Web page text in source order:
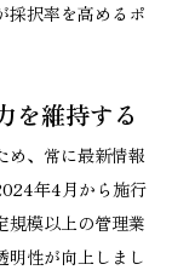
採択率を高めるポ
を維持する
め、常に最新情報
年4月から施行
規模以上の管理業
明性が向上しまし